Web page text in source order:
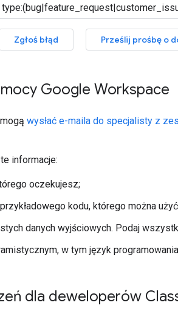
Zgłoś błąd Prześlij prośbę o
Google Workspace
wysłać e-maila do specjalisty z
informacje:
oczekujesz;
kodu, którego można
danych wyjściowych. Podaj
w tym język
dla deweloperów